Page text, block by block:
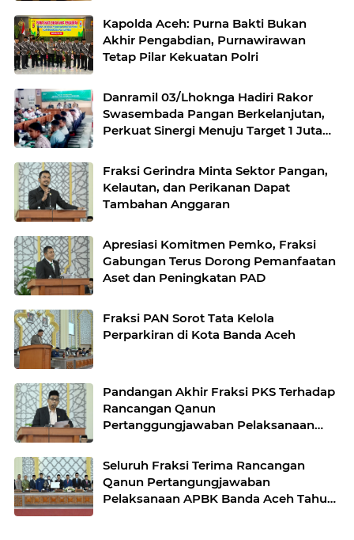
Kapolda Aceh: Purna Bakti Bukan
Akhir Pengabdian, Purnawirawan
Tetap Pilar Kekuatan Polri
Danramil 03/Lhoknga Hadiri Rakor
Swasembada Pangan Berkelanjutan,
Perkuat Sinergi Menuju Target 1 Juta
Fraksi Gerindra Minta Sektor Pangan,
Kelautan, dan Perikanan Dapat
Tambahan Anggaran
Apresiasi Komitmen Pemko, Fraksi
Gabungan Terus Dorong Pemanfaatan
Aset dan Peningkatan PAD
Fraksi PAN Sorot Tata Kelola
Perparkiran di Kota Banda Aceh
Pandangan Akhir Fraksi PKS Terhadap
Rancangan Qanun
Pertanggungjawaban Pelaksanaan
2025
Seluruh Fraksi Terima Rancangan
Qanun Pertangungjawaban
Pelaksanaan APBK Banda Aceh Tahun